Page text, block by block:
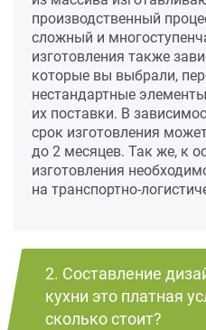
производственный
сложный и
изготовления также
которые вы выбрали,
нестандартные
их поставки. В
срок изготовления
до 2 месяцев. Так же, к
изготовления
на транспортно-
2. Составление
кухни это платная
сколько стоит?